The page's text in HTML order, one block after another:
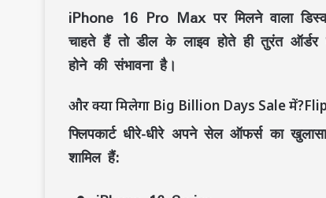
iPhone 16 Pro Max पर मिलने वाला
चाहते हैं तो डील के लाइव होते ही तुरंत
होने की संभावना है।
और क्या मिलेगा Big Billion Days Sale
फ्लिपकार्ट धीरे-धीरे अपने सेल ऑफर्स का
शामिल हैं: